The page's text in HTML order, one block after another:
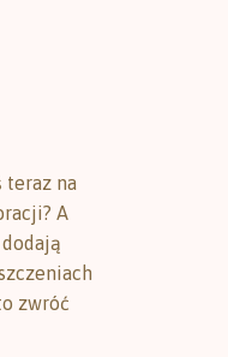
teraz na
A
zwróć